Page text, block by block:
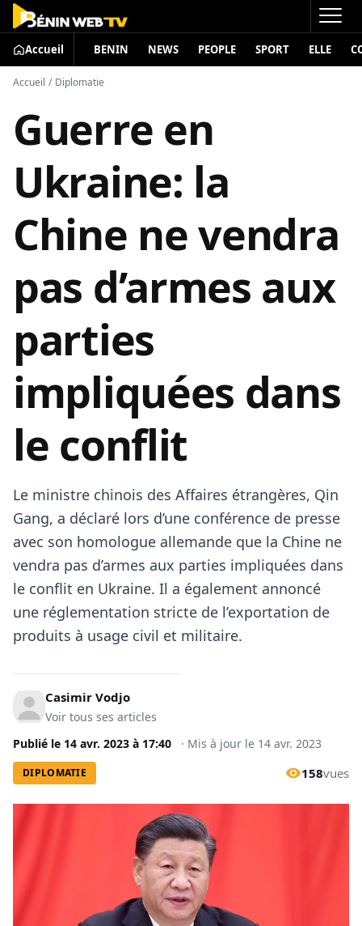
Accueil BENIN NEWS PEOPLE SPORT ELLE
Accueil / Diplomatie
Guerre en
Ukraine: la
Chine ne vendra
pas d’armes aux
parties
impliquées dans
le conflit
Le ministre chinois des Affaires étrangères, Qin
Gang, a déclaré lors d’une conférence de presse
avec son homologue allemande que la Chine ne
vendra pas d’armes aux parties impliquées dans
le conflit en Ukraine. Il a également annoncé
une réglementation stricte de l’exportation de
produits à usage civil et militaire.
Casimir Vodjo
Voir tous ses articles
Publié le 14 avr. 2023 à 17:40 · Mis à jour le 14 avr. 2023
DIPLOMATIE 158vues